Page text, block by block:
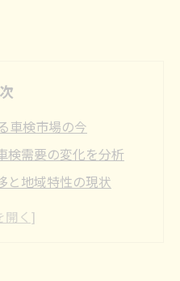
車検市場の今
検需要の変化を分析
と地域特性の現状
の特徴とサービス傾向